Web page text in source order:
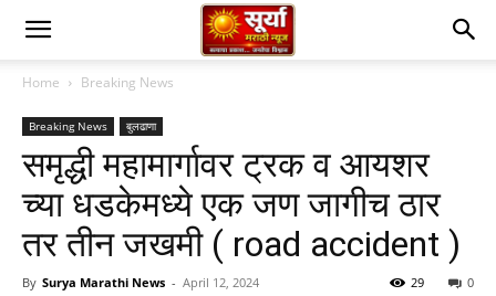
Home Breaking News
Breaking News बुलढाणा
समृद्धी महामार्गावर ट्रक व आयशर
च्या धडकेमध्ये एक जण जागीच ठार
तर तीन जखमी ( road accident )
By Surya Marathi News - April 12, 2024 0
29